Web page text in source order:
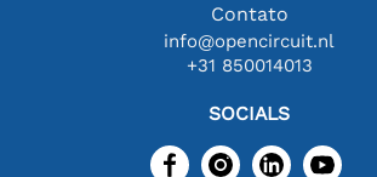
Contato
info@opencircuit.nl
+31 850014013
SOCIALS